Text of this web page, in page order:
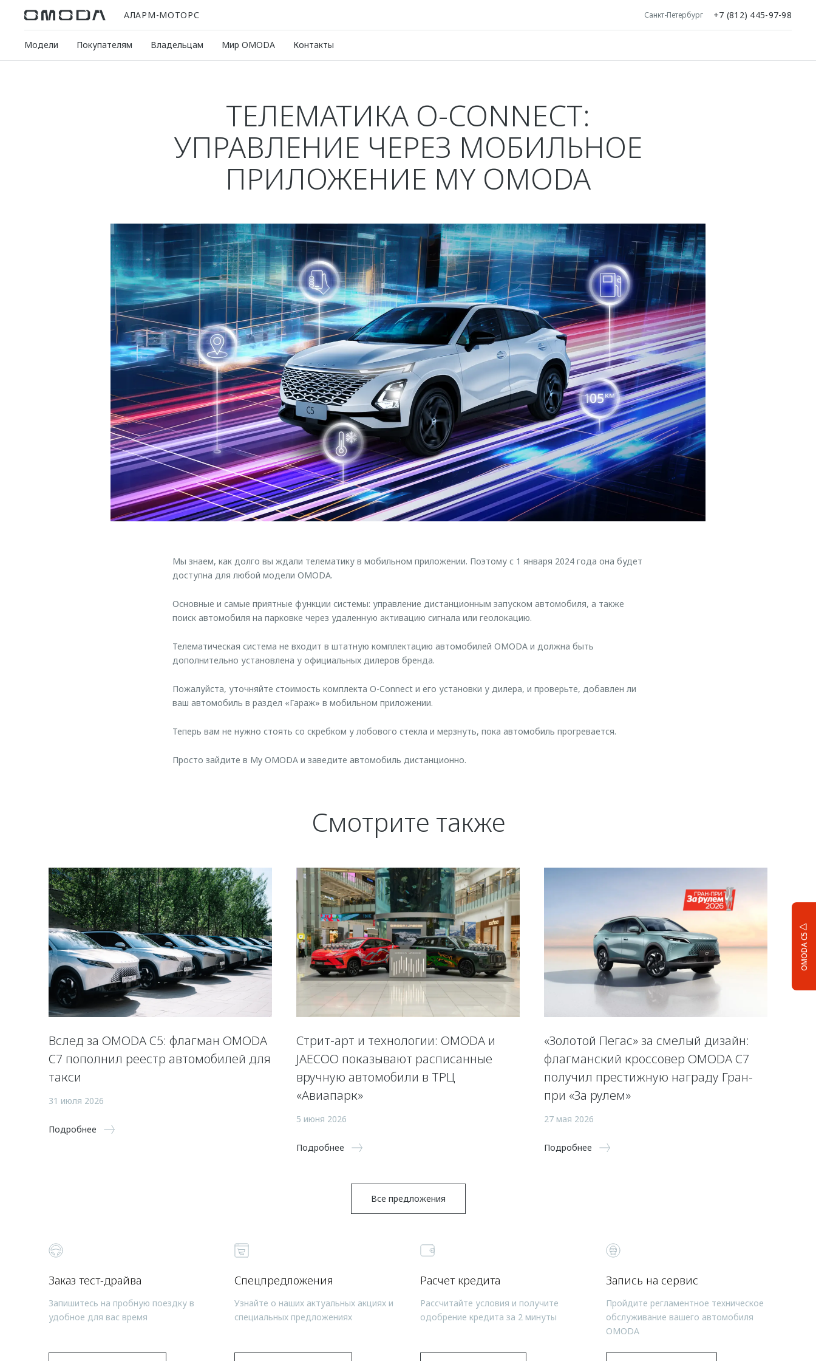
АЛАРМ-МОТОРС Санкт-Петербург +7 (812) 445-97-98
Модели Покупателям Владельцам Мир OMODA Контакты
OMODA C5
ТЕЛЕМАТИКА O-CONNECT:
УПРАВЛЕНИЕ ЧЕРЕЗ МОБИЛЬНОЕ
ПРИЛОЖЕНИЕ MY OMODA
Мы знаем, как долго вы ждали телематику в мобильном приложении. Поэтому с 1 января 2024 года она будет
доступна для любой модели OMODA.
Основные и самые приятные функции системы: управление дистанционным запуском автомобиля, а также
поиск автомобиля на парковке через удаленную активацию сигнала или геолокацию.
Телематическая система не входит в штатную комплектацию автомобилей OMODA и должна быть
дополнительно установлена у официальных дилеров бренда.
Пожалуйста, уточняйте стоимость комплекта O-Connect и его установки у дилера, и проверьте, добавлен ли
ваш автомобиль в раздел «Гараж» в мобильном приложении.
Теперь вам не нужно стоять со скребком у лобового стекла и мерзнуть, пока автомобиль прогревается.
Просто зайдите в My OMODA и заведите автомобиль дистанционно.
Смотрите также
Вслед за OMODA C5: флагман OMODA
C7 пополнил реестр автомобилей для
такси
31 июля 2026
Подробнее
Стрит-арт и технологии: OMODA и
JAECOO показывают расписанные
вручную автомобили в ТРЦ
«Авиапарк»
5 июня 2026
Подробнее
«Золотой Пегас» за смелый дизайн:
флагманский кроссовер OMODA C7
получил престижную награду Гран-
при «За рулем»
27 мая 2026
Подробнее
Все предложения
Заказ тест-драйва
Запишитесь на пробную поездку в
удобное для вас время
Спецпредложения
Узнайте о наших актуальных акциях и
специальных предложениях
Расчет кредита
Рассчитайте условия и получите
одобрение кредита за 2 минуты
Запись на сервис
Пройдите регламентное техническое
обслуживание вашего автомобиля
OMODA